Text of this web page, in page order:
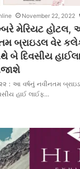
November 22, 2022
મેરિયટ હોટલ,
બ્રાઇડલ વેર
બે દિવસીય
: આ વર્ષનું નવીનતમ
હાઈ લાઈફ…